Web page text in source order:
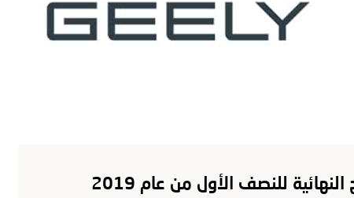
للنصف الأول من عام 2019